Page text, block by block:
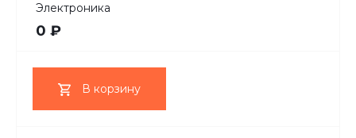
Электроника
0 ₽
В корзину